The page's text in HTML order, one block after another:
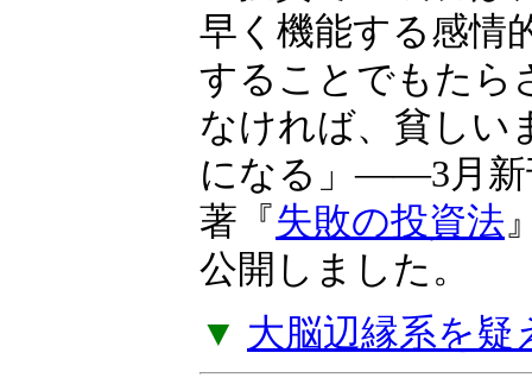
「投資での成功は
常に素早く機能す
制御することでも
できなければ、貧
ことになる」――3
ルツ著『 失敗の投
ジを公開しました